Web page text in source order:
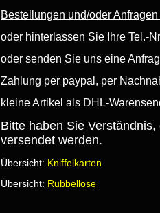
Bestellungen und/oder
oder hinterlassen Sie Ihre Tel.-
oder senden Sie uns eine
Zahlung per paypal, per
kleine Artikel als DHL-
Bitte haben Sie
versendet werden.
Übersicht: Kniffelkarten
Übersicht: Rubbellose